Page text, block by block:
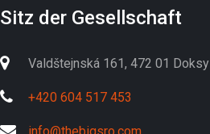
Sitz der Gesellschaft
Valdštejnská 161, 472 01 Doksy
+420 604 517 453